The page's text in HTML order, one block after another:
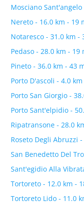
Mosciano
Nereto - 16.0 km - 19
Notaresco - 31.0 km -
Pedaso - 28.0 km - 19
Pineto - 36.0 km - 43
Porto D'ascoli - 4.0
Porto San Giorgio -
Porto Sant'elpidio -
Ripatransone - 28.0
Roseto Degli Abruzzi
San Benedetto Del
Sant'egidio Alla
Tortoreto - 12.0 km -
Tortoreto Lido - 11.0